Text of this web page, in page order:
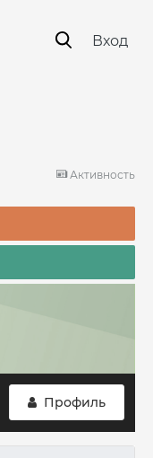
Вход
Активность
Профиль